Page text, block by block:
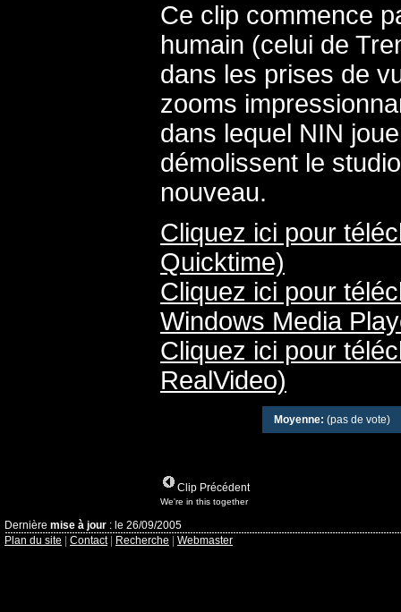
Ce clip commence
humain (celui de
dans les prises de
zooms
dans lequel NIN
démolissent le
nouveau.
Cliquez ici pour
Quicktime)
Cliquez ici pour
Windows Media
Cliquez ici pour
RealVideo)
Moyenne: (pas de vote)
Clip Précédent
We're in this together
Dernière mise à jour : le 26/09/2005
Plan du site
Contact| Recherche Webmaster